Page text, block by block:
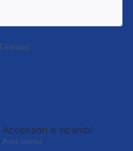
Accessori e ricambi
Porte interne